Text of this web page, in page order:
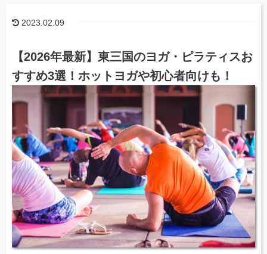
2023.02.09
【2026年最新】東三国のヨガ・ピラティスお
すすめ3選！ホットヨガや初心者向けも！